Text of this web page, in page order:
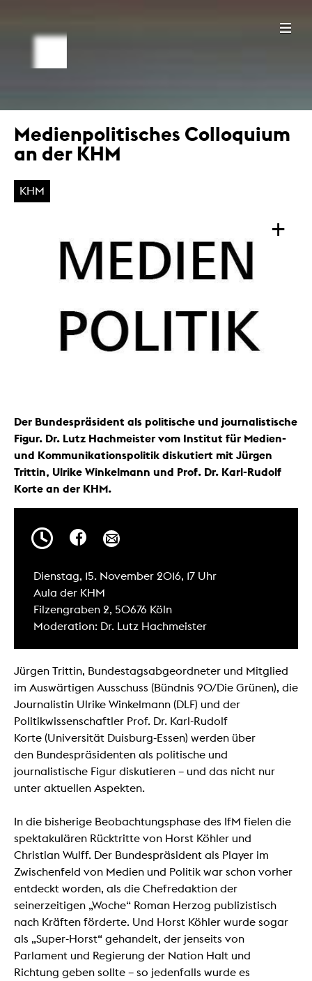
Medienpolitisches Colloquium
an der KHM
KHM
+
Der Bundespräsident als politische und journalistische
Figur. Dr. Lutz Hachmeister vom Institut für Medien-
und Kommunikationspolitik diskutiert mit Jürgen
Trittin, Ulrike Winkelmann und Prof. Dr. Karl-Rudolf
Korte an der KHM.
Dienstag, 15. November 2016, 17 Uhr
Aula der KHM
Filzengraben 2, 50676 Köln
Moderation: Dr. Lutz Hachmeister
Jürgen Trittin, Bundestagsabgeordneter und Mitglied
im Auswärtigen Ausschuss (Bündnis 90/Die Grünen), die
Journalistin Ulrike Winkelmann (DLF) und der
Politikwissenschaftler Prof. Dr. Karl-Rudolf
Korte (Universität Duisburg-Essen) werden über
den Bundespräsidenten als politische und
journalistische Figur diskutieren – und das nicht nur
unter aktuellen Aspekten.
In die bisherige Beobachtungsphase des IfM fielen die
spektakulären Rücktritte von Horst Köhler und
Christian Wulff. Der Bundespräsident als Player im
Zwischenfeld von Medien und Politik war schon vorher
entdeckt worden, als die Chefredaktion der
seinerzeitigen „Woche“ Roman Herzog publizistisch
nach Kräften förderte. Und Horst Köhler wurde sogar
als „Super-Horst“ gehandelt, der jenseits von
Parlament und Regierung der Nation Halt und
Richtung geben sollte – so jedenfalls wurde es